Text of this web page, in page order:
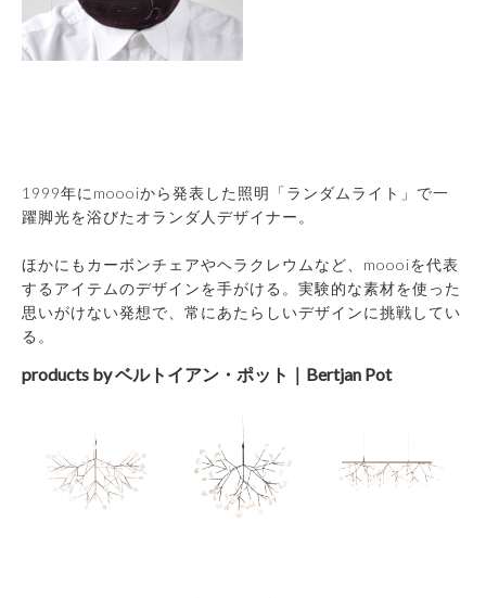
1999年にmoooiから発表した照明「ランダムライト」で一
躍脚光を浴びたオランダ人デザイナー。
ほかにもカーボンチェアやヘラクレウムなど、moooiを代表
するアイテムのデザインを手がける。実験的な素材を使った
思いがけない発想で、常にあたらしいデザインに挑戦してい
る。
products by ベルトイアン・ポット｜Bertjan Pot